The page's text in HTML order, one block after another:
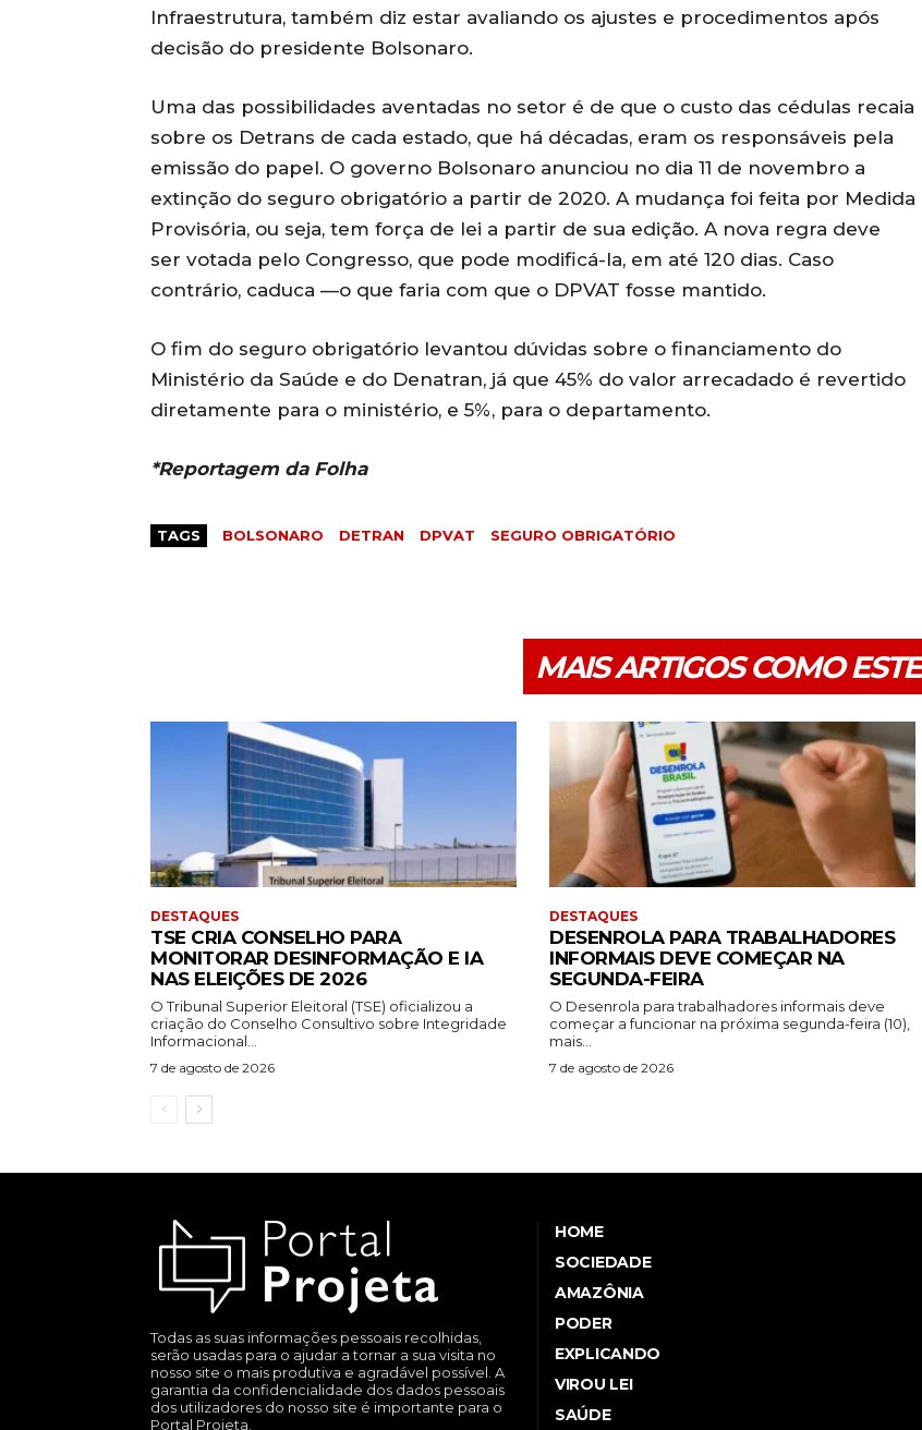
Infraestrutura, também diz estar avaliando os ajustes e procedimentos após
decisão do presidente Bolsonaro.
Uma das possibilidades aventadas no setor é de que o custo das cédulas recaia
sobre os Detrans de cada estado, que há décadas, eram os responsáveis pela
emissão do papel. O governo Bolsonaro anunciou no dia 11 de novembro a
extinção do seguro obrigatório a partir de 2020. A mudança foi feita por Medida
Provisória, ou seja, tem força de lei a partir de sua edição. A nova regra deve
ser votada pelo Congresso, que pode modificá-la, em até 120 dias. Caso
contrário, caduca —o que faria com que o DPVAT fosse mantido.
O fim do seguro obrigatório levantou dúvidas sobre o financiamento do
Ministério da Saúde e do Denatran, já que 45% do valor arrecadado é revertido
diretamente para o ministério, e 5%, para o departamento.
*Reportagem da Folha
TAGS BOLSONARO DETRAN DPVAT SEGURO OBRIGATÓRIO
MAIS ARTIGOS COMO ESTE
DESTAQUES
TSE CRIA CONSELHO PARA
MONITORAR DESINFORMAÇÃO E IA
NAS ELEIÇÕES DE 2026
O Tribunal Superior Eleitoral (TSE) oficializou a
criação do Conselho Consultivo sobre Integridade
Informacional...
7 de agosto de 2026
DESTAQUES
DESENROLA PARA TRABALHADORES
INFORMAIS DEVE COMEÇAR NA
SEGUNDA-FEIRA
O Desenrola para trabalhadores informais deve
começar a funcionar na próxima segunda-feira (10),
mais...
7 de agosto de 2026
Todas as suas informações pessoais recolhidas,
serão usadas para o ajudar a tornar a sua visita no
nosso site o mais produtiva e agradável possível. A
garantia da confidencialidade dos dados pessoais
dos utilizadores do nosso site é importante para o
Portal Projeta.
HOME
SOCIEDADE
AMAZÔNIA
PODER
EXPLICANDO
VIROU LEI
SAÚDE